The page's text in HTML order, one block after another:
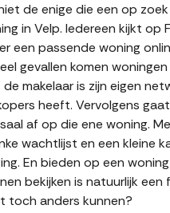
de enige die een op zoek
in Velp. Iedereen kijkt op
een passende woning
gevallen komen
makelaar is zijn eigen
heeft. Vervolgens gaat
af op die ene woning.
wachtlijst en een kleine
En bieden op een
bekijken is natuurlijk een
toch anders kunnen?